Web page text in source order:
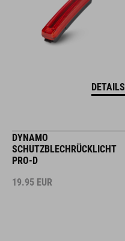
DETAILS
DYNAMO
SCHUTZBLECHRÜCKLICHT
PRO-D
19.95 EUR